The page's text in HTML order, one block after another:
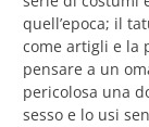
quell’epoca; il
come artigli e la
pensare a un
pericolosa una
sesso e lo usi